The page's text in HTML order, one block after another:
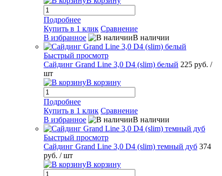
Подробнее
Купить в 1 клик Сравнение
В избранное
В наличии
Быстрый просмотр
Сайдинг Grand Line 3,0 D4 (slim) белый 225 руб. /
шт
В корзину
Подробнее
Купить в 1 клик Сравнение
В избранное
В наличии
Быстрый просмотр
Сайдинг Grand Line 3,0 D4 (slim) темный дуб 374
руб. / шт
В корзину